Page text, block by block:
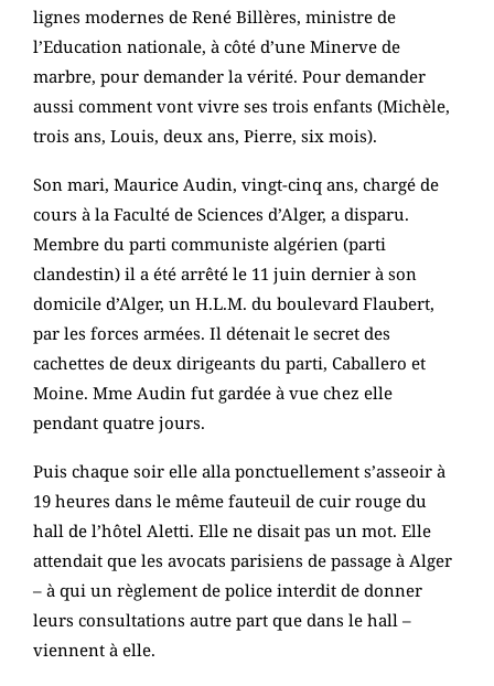
lignes modernes de René Billères, ministre de
l’Education nationale, à côté d’une Minerve de
marbre, pour demander la vérité. Pour demander
aussi comment vont vivre ses trois enfants (Michèle,
trois ans, Louis, deux ans, Pierre, six mois).
Son mari, Maurice Audin, vingt-cinq ans, chargé de
cours à la Faculté de Sciences d’Alger, a disparu.
Membre du parti communiste algérien (parti
clandestin) il a été arrêté le 11 juin dernier à son
domicile d’Alger, un H.L.M. du boulevard Flaubert,
par les forces armées. Il détenait le secret des
cachettes de deux dirigeants du parti, Caballero et
Moine. Mme Audin fut gardée à vue chez elle
pendant quatre jours.
Puis chaque soir elle alla ponctuellement s’asseoir à
19 heures dans le même fauteuil de cuir rouge du
hall de l’hôtel Aletti. Elle ne disait pas un mot. Elle
attendait que les avocats parisiens de passage à Alger
– à qui un règlement de police interdit de donner
leurs consultations autre part que dans le hall –
viennent à elle.